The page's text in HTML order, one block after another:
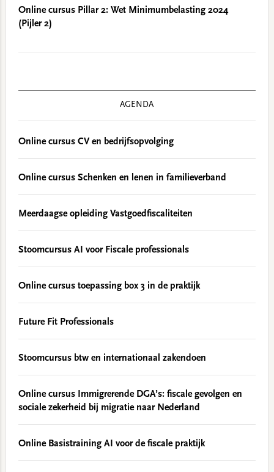
Online cursus Pillar 2: Wet Minimumbelasting 2024
(Pijler 2)
AGENDA
Online cursus CV en bedrijfsopvolging
Online cursus Schenken en lenen in familieverband
Meerdaagse opleiding Vastgoedfiscaliteiten
Stoomcursus AI voor Fiscale professionals
Online cursus toepassing box 3 in de praktijk
Future Fit Professionals
Stoomcursus btw en internationaal zakendoen
Online cursus Immigrerende DGA’s: fiscale gevolgen en
sociale zekerheid bij migratie naar Nederland
Online Basistraining AI voor de fiscale praktijk